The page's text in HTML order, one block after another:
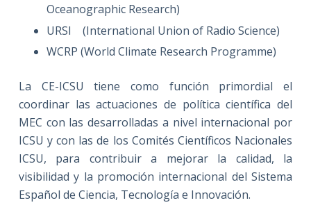
Oceanographic Research)
URSI (International Union of Radio Science)
WCRP (World Climate Research Programme)
La CE-ICSU tiene como función primordial el
coordinar las actuaciones de política científica del
MEC con las desarrolladas a nivel internacional por
ICSU y con las de los Comités Científicos Nacionales
ICSU, para contribuir a mejorar la calidad, la
visibilidad y la promoción internacional del Sistema
Español de Ciencia, Tecnología e Innovación.